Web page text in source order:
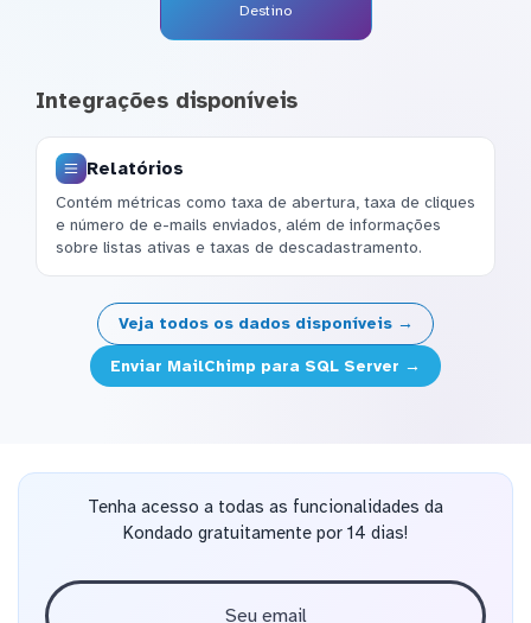
Destino
Integrações disponíveis
Relatórios
Contém métricas como taxa de abertura, taxa de cliques
e número de e-mails enviados, além de informações
sobre listas ativas e taxas de descadastramento.
Veja todos os dados disponíveis →
Enviar MailChimp para SQL Server →
Tenha acesso a todas as funcionalidades da
Kondado gratuitamente por 14 dias!